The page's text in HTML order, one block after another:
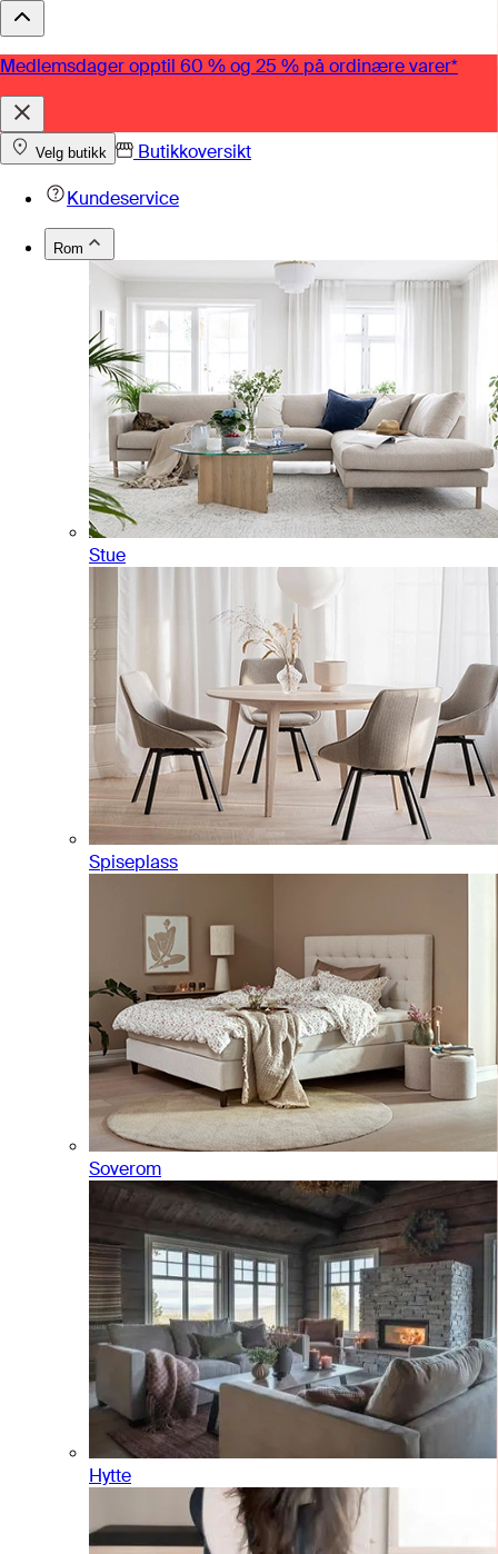
Medlemsdager opptil 60 % og 25 % på ordinære varer*
Velg butikk
Butikkoversikt
Kundeservice
Rom
Stue
Spiseplass
Soverom
Hytte